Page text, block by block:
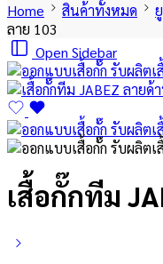
Home
สินค้าทั้งหมด
ลาย 103
Open Sidebar
เสื้อกั๊กทีม